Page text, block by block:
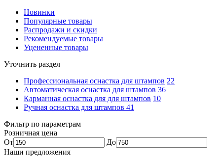
Новинки
Популярные товары
Распродажи и скидки
Рекомендуемые товары
Уцененные товары
Уточнить раздел
Профессиональная оснастка для штампов 22
Автоматическая оснастка для штампов 36
Карманная оснастка для для штампов 10
Ручная оснастка для штампов 41
Фильтр по параметрам
Розничная цена
От
До
Наши предложения